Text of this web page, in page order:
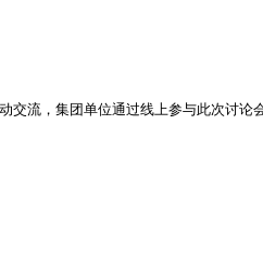
交流，集团单位通过线上参与此次讨论